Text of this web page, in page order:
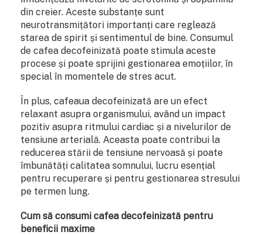
din creier. Aceste substanțe sunt
neurotransmițători importanți care reglează
starea de spirit și sentimentul de bine. Consumul
de cafea decofeinizată poate stimula aceste
procese și poate sprijini gestionarea emoțiilor, în
special în momentele de stres acut.
În plus, cafeaua decofeinizată are un efect
relaxant asupra organismului, având un impact
pozitiv asupra ritmului cardiac și a nivelurilor de
tensiune arterială. Aceasta poate contribui la
reducerea stării de tensiune nervoasă și poate
îmbunătăți calitatea somnului, lucru esențial
pentru recuperare și pentru gestionarea stresului
pe termen lung.
Cum să consumi cafea decofeinizată pentru
beneficii maxime